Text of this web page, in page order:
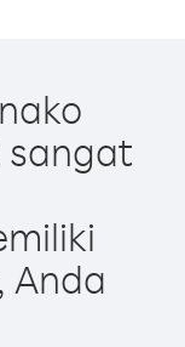
sangat
Anda